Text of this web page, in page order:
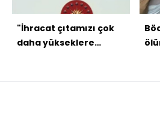
"İhracat çıtamızı çok
daha yükseklere